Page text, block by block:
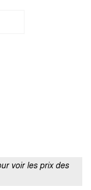
voir les prix des